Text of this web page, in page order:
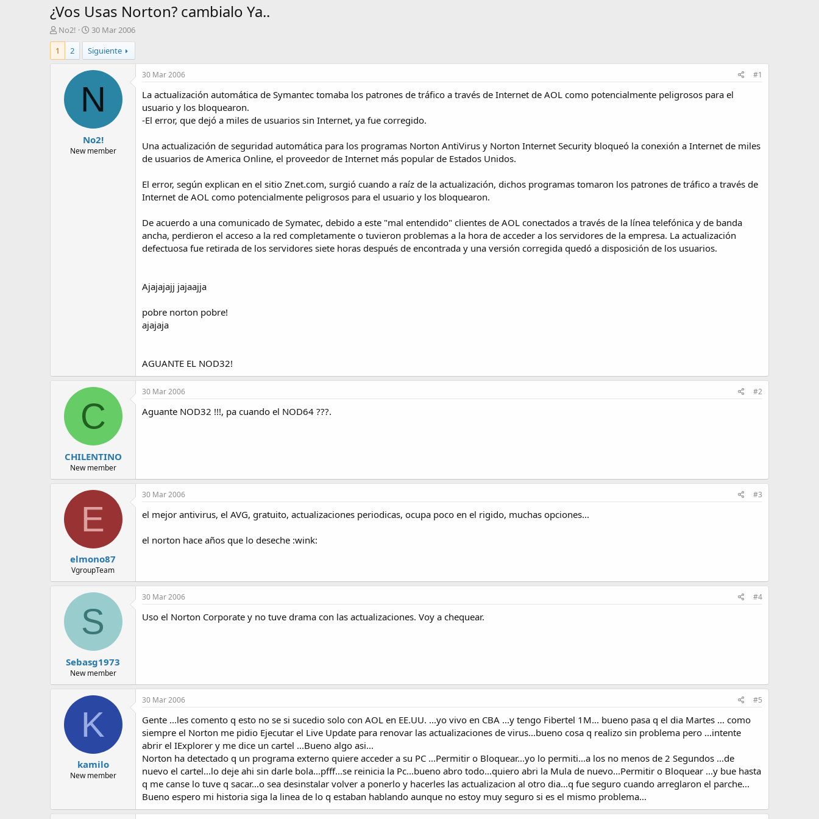
¿Vos Usas Norton? cambialo Ya..
A
u
t
o
No2!
F
e
c
h
a
e
i
c
i
30 Mar 2006
1
2 Siguiente
N
No2!
New member
30 Mar 2006 #1
La actualización automática de Symantec tomaba los patrones de tráfico a través de Internet de AOL como potencialmente peligrosos para el
usuario y los bloquearon.
-El error, que dejó a miles de usuarios sin Internet, ya fue corregido.
Una actualización de seguridad automática para los programas Norton AntiVirus y Norton Internet Security bloqueó la conexión a Internet de miles
de usuarios de America Online, el proveedor de Internet más popular de Estados Unidos.
El error, según explican en el sitio Znet.com, surgió cuando a raíz de la actualización, dichos programas tomaron los patrones de tráfico a través de
Internet de AOL como potencialmente peligrosos para el usuario y los bloquearon.
De acuerdo a una comunicado de Symatec, debido a este "mal entendido" clientes de AOL conectados a través de la línea telefónica y de banda
ancha, perdieron el acceso a la red completamente o tuvieron problemas a la hora de acceder a los servidores de la empresa. La actualización
defectuosa fue retirada de los servidores siete horas después de encontrada y una versión corregida quedó a disposición de los usuarios.
Ajajajajj jajaajja
pobre norton pobre!
ajajaja
AGUANTE EL NOD32!
C
CHILENTINO
New member
30 Mar 2006 #2
Aguante NOD32 !!!, pa cuando el NOD64 ???.
E
elmono87
VgroupTeam
30 Mar 2006 #3
el mejor antivirus, el AVG, gratuito, actualizaciones periodicas, ocupa poco en el rigido, muchas opciones...
el norton hace años que lo deseche :wink:
S
Sebasg1973
New member
30 Mar 2006 #4
Uso el Norton Corporate y no tuve drama con las actualizaciones. Voy a chequear.
K
kamilo
New member
30 Mar 2006 #5
Gente ...les comento q esto no se si sucedio solo con AOL en EE.UU. ...yo vivo en CBA ...y tengo Fibertel 1M... bueno pasa q el dia Martes ... como
siempre el Norton me pidio Ejecutar el Live Update para renovar las actualizaciones de virus...bueno cosa q realizo sin problema pero ...intente
abrir el IExplorer y me dice un cartel ...Bueno algo asi...
Norton ha detectado q un programa externo quiere acceder a su PC ...Permitir o Bloquear...yo lo permiti...a los no menos de 2 Segundos ...de
nuevo el cartel...lo deje ahi sin darle bola...pfff...se reinicia la Pc...bueno abro todo...quiero abri la Mula de nuevo...Permitir o Bloquear ...y bue hasta
q me canse lo tuve q sacar...o sea desinstalar volver a ponerlo y hacerles las actualizacion al otro dia...q fue seguro cuando arreglaron el parche...
Bueno espero mi historia siga la linea de lo q estaban hablando aunque no estoy muy seguro si es el mismo problema...